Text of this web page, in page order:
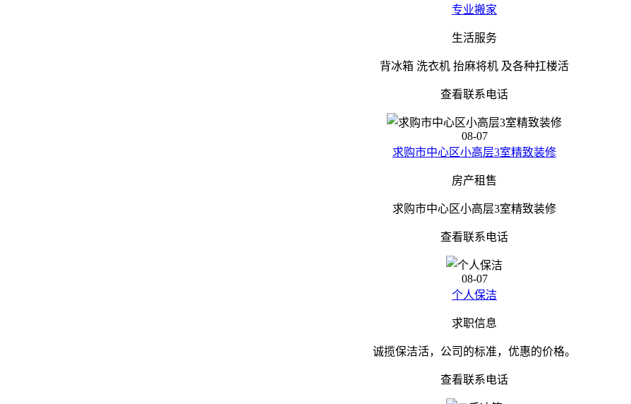
专业搬家
生活服务
背冰箱 洗衣机 抬麻将机 及各种扛楼活
查看联系电话
08-07
求购市中心区小高层3室精致装修
房产租售
求购市中心区小高层3室精致装修
查看联系电话
08-07
个人保洁
求职信息
诚揽保洁活，公司的标准，优惠的价格。
查看联系电话